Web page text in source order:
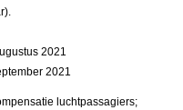
2021
2021
luchtpassagiers;